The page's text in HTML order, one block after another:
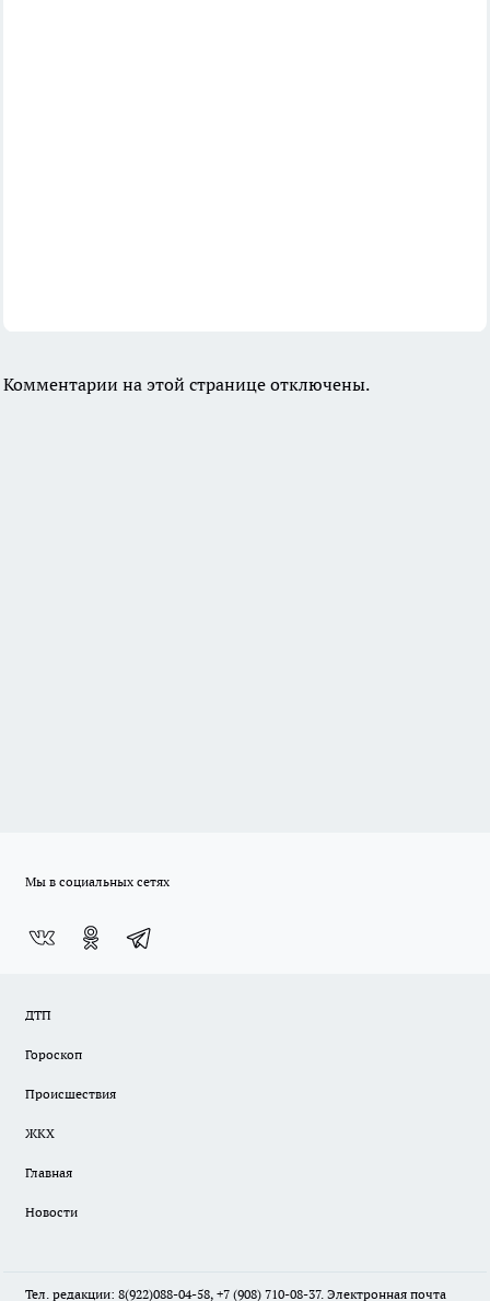
Комментарии на этой странице отключены.
Мы в социальных сетях
ДТП
Гороскоп
Происшествия
ЖКХ
Главная
Новости
Тел. редакции: 8(922)088-04-58, +7 (908) 710-08-37. Электронная почта